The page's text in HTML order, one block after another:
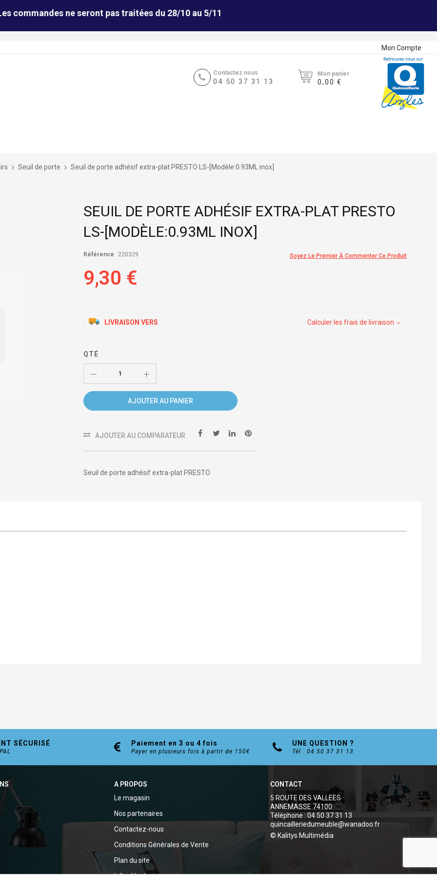
commandes ne seront pas traitées du 28/10 au 5/11
Mon Compte
Contactez nous
04 50 37 31 13
Mon panier
0,00 €
Seuil de porte Seuil de porte adhésif extra-plat PRESTO LS-[Modèle:0.93ML inox]
SEUIL DE PORTE ADHÉSIF EXTRA-PLAT PRESTO
LS-[MODÈLE:0.93ML INOX]
Soyez Le Premier À Commenter Ce Produit
Référence 220329
9,30 €
LIVRAISON VERS Calculer les frais de livraison
QTÉ
AJOUTER AU PANIER
AJOUTER AU COMPARATEUR
Seuil de porte adhésif extra-plat PRESTO
SÉCURISÉ Paiement en 3 ou 4 fois
Payer en plusieurs fois à partir de 150€
UNE QUESTION ?
Tél : 04 50 37 31 13
A PROPOS
Le magasin
Nos partenaires
Contactez-nous
Conditions Générales de Vente
Plan du site
CONTACT
5 ROUTE DES VALLEES
ANNEMASSE 74100
Téléphone : 04 50 37 31 13
quincailleriedumeuble@wanadoo.fr
© Kalitys Multimédia